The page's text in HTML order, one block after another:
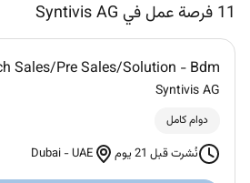
11 فرصة عمل في Syntivis AG
Sales/Pre Sales/Solution - Bdm
Syntivis AG
دوام كامل
نُشرت قبل 21 يوم Dubai -UAE